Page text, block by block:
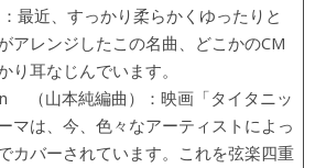
最近、すっかり柔らかくゆったりと
アレンジしたこの名曲、どこかのCM
り耳なじんでいます。
（山本純編曲）：映画「タイタニッ
マは、今、色々なアーティストによっ
カバーされています。これを弦楽四重